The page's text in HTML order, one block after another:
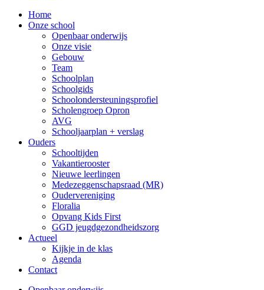
Home
Onze school
Openbaar onderwijs
Onze visie
Gebouw
Team
Schoolplan
Schoolgids
Schoolondersteuningsprofiel
Scholengroep Opron
AVG
Schooljaarplan + verslag
Ouders
Schooltijden
Vakantierooster
Nieuwe leerlingen
Medezeggenschapsraad (MR)
Oudervereniging
Floralia
Opvang Kids First
GGD jeugdgezondheidszorg
Actueel
Kijkje in de klas
Agenda
Contact